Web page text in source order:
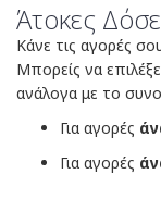
Άτοκες
Κάνε τις αγορές
Μπορείς να
ανάλογα με το
Για αγορές
Για αγορές